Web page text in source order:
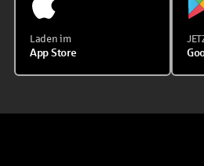
Laden im
App Store